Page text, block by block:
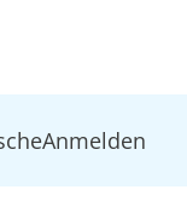
Anmelden